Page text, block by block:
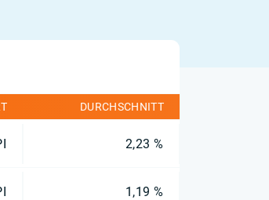
DURCHSCHNITT
2,23 %
1,19 %